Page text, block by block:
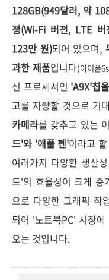
128GB(949달러, 약
정(Wi-Fi 버전, LTE
123만 원)되어 있으며,
과한 제품입니다(아이폰
신 프로세서인 'A9X'칩
고를 자랑할 것으로 기
카메라를 갖추고 있는
드'와 '애플 펜'이라고
여러가지 다양한 생산
드'의 효율성이 크게 증
으로 다양한 그래픽 작
되어 '노트북PC' 시장
오는 것입니다.